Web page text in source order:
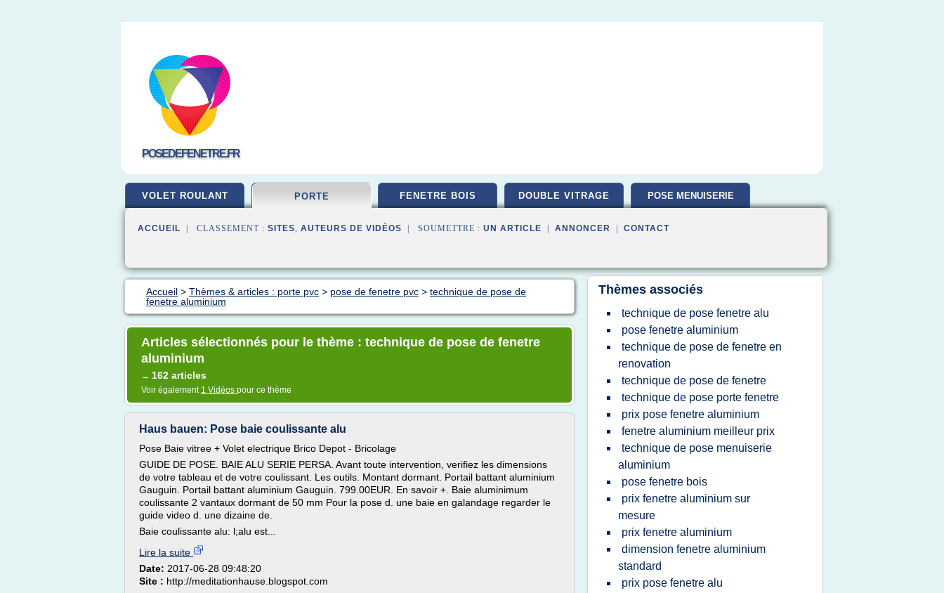
POSEDEFENETRE.FR
VOLET ROULANT PORTE FENETRE BOIS DOUBLE VITRAGE POSE MENUISERIE
ACCUEIL | CLASSEMENT : SITES, AUTEURS DE VIDÉOS | SOUMETTRE : UN ARTICLE ANNONCER CONTACT
Accueil > Thèmes & articles : porte pvc > pose de fenetre pvc > technique de pose de
fenetre aluminium
Articles sélectionnés pour le thème : technique de pose de fenetre
aluminium
→ 162 articles
Voir également 1 Vidéos pour ce thème
Haus bauen: Pose baie coulissante alu
Pose Baie vitree + Volet electrique Brico Depot - Bricolage
GUIDE DE POSE. BAIE ALU SERIE PERSA. Avant toute intervention, verifiez les dimensions
de votre tableau et de votre coulissant. Les outils. Montant dormant. Portail battant aluminium
Gauguin. Portail battant aluminium Gauguin. 799.00EUR. En savoir +. Baie aluminimum
coulissante 2 vantaux dormant de 50 mm Pour la pose d. une baie en galandage regarder le
guide video d. une dizaine de.
Baie coulissante alu: l;alu est...
Lire la suite
Date: 2017-06-28 09:48:20
Site : http://meditationhause.blogspot.com
Thèmes associés
technique de pose fenetre alu
pose fenetre aluminium
technique de pose de fenetre en
renovation
technique de pose de fenetre
technique de pose porte fenetre
prix pose fenetre aluminium
fenetre aluminium meilleur prix
technique de pose menuiserie
aluminium
pose fenetre bois
prix fenetre aluminium sur
mesure
prix fenetre aluminium
dimension fenetre aluminium
standard
prix pose fenetre alu